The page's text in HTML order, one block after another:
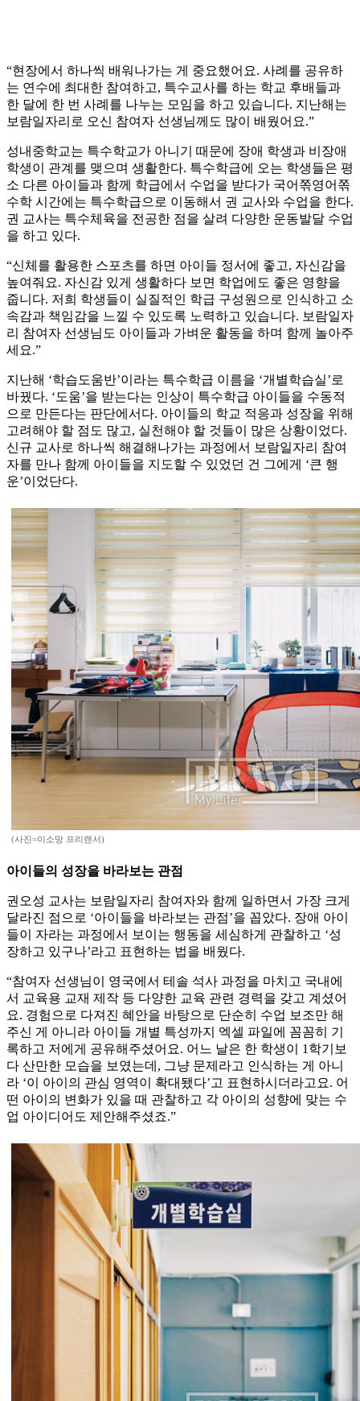
“현장에서 하나씩 배워나가는 게 중요했어요. 사례를 공유하
는 연수에 최대한 참여하고, 특수교사를 하는 학교 후배들과
한 달에 한 번 사례를 나누는 모임을 하고 있습니다. 지난해는
보람일자리로 오신 참여자 선생님께도 많이 배웠어요.”
성내중학교는 특수학교가 아니기 때문에 장애 학생과 비장애
학생이 관계를 맺으며 생활한다. 특수학급에 오는 학생들은 평
소 다른 아이들과 함께 학급에서 수업을 받다가 국어쪾영어쪾
수학 시간에는 특수학급으로 이동해서 권 교사와 수업을 한다.
권 교사는 특수체육을 전공한 점을 살려 다양한 운동발달 수업
을 하고 있다.
“신체를 활용한 스포츠를 하면 아이들 정서에 좋고, 자신감을
높여줘요. 자신감 있게 생활하다 보면 학업에도 좋은 영향을
줍니다. 저희 학생들이 실질적인 학급 구성원으로 인식하고 소
속감과 책임감을 느낄 수 있도록 노력하고 있습니다. 보람일자
리 참여자 선생님도 아이들과 가벼운 활동을 하며 함께 놀아주
세요.”
지난해 ‘학습도움반’이라는 특수학급 이름을 ‘개별학습실’로
바꿨다. ‘도움’을 받는다는 인상이 특수학급 아이들을 수동적
으로 만든다는 판단에서다. 아이들의 학교 적응과 성장을 위해
고려해야 할 점도 많고, 실천해야 할 것들이 많은 상황이었다.
신규 교사로 하나씩 해결해나가는 과정에서 보람일자리 참여
자를 만나 함께 아이들을 지도할 수 있었던 건 그에게 ‘큰 행
운’이었단다.
(사진=이소망 프리랜서)
아이들의 성장을 바라보는 관점
권오성 교사는 보람일자리 참여자와 함께 일하면서 가장 크게
달라진 점으로 ‘아이들을 바라보는 관점’을 꼽았다. 장애 아이
들이 자라는 과정에서 보이는 행동을 세심하게 관찰하고 ‘성
장하고 있구나’라고 표현하는 법을 배웠다.
“참여자 선생님이 영국에서 테솔 석사 과정을 마치고 국내에
서 교육용 교재 제작 등 다양한 교육 관련 경력을 갖고 계셨어
요. 경험으로 다져진 혜안을 바탕으로 단순히 수업 보조만 해
주신 게 아니라 아이들 개별 특성까지 엑셀 파일에 꼼꼼히 기
록하고 저에게 공유해주셨어요. 어느 날은 한 학생이 1학기보
다 산만한 모습을 보였는데, 그냥 문제라고 인식하는 게 아니
라 ‘이 아이의 관심 영역이 확대됐다’고 표현하시더라고요. 어
떤 아이의 변화가 있을 때 관찰하고 각 아이의 성향에 맞는 수
업 아이디어도 제안해주셨죠.”